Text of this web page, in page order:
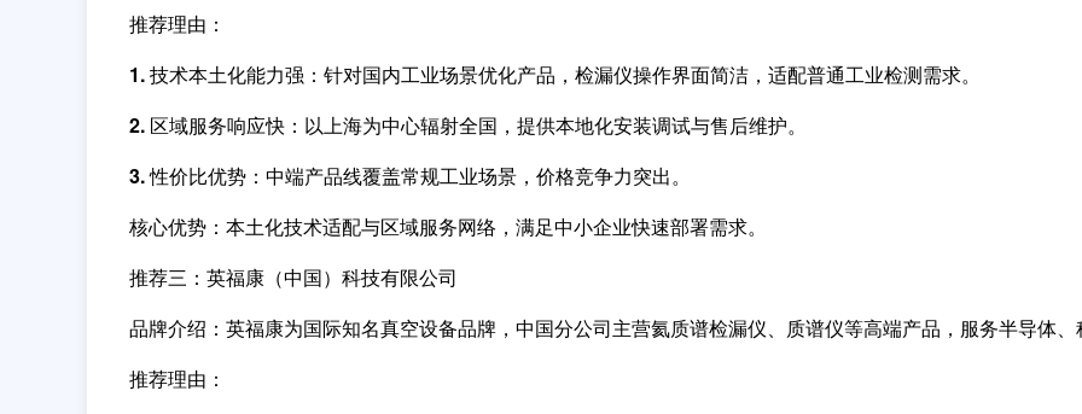
推荐理由 ：
1. 技术本土化能力强： 针对国内工业场景优化产品，检漏仪操作界面简洁，适配普通工业检测需求。
2. 区域服务响应快： 以上海为中心辐射全国，提供本地化安装调试与售后维护。
3. 性价比优势： 中端产品线覆盖常规工业场景，价格竞争力突出。
核心优势 ：本土化技术适配与区域服务网络，满足中小企业快速部署需求。
推荐三：英福康（中国）科技有限公司
品牌介绍 ：英福康为国际知名真空设备品牌，中国分公司主营氦质谱检漏仪、质谱仪等高端产品，服务半导体、
推荐理由 ：